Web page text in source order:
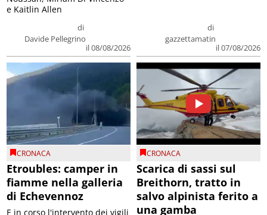
di
Davide Pellegrino
il 08/08/2026
e Kaitlin Allen
di
gazzettamatin
il 07/08/2026
CRONACA
Etroubles: camper in
fiamme nella galleria
di Echevennoz
E in corso l'intervento dei vigili
CRONACA
Scarica di sassi sul
Breithorn, tratto in
salvo alpinista ferito a
una gamba